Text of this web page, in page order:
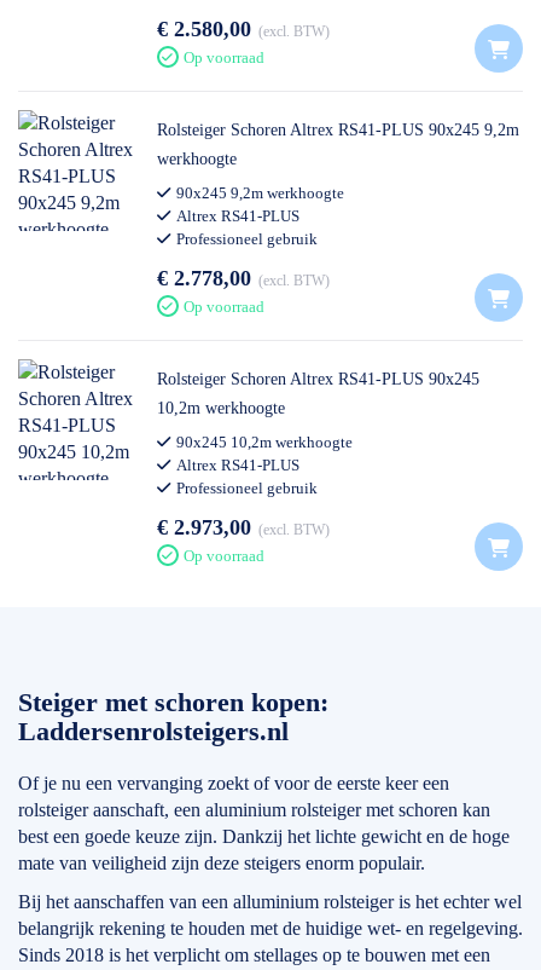
€ 2.580,00 excl. BTW
Op voorraad
Rolsteiger Schoren Altrex RS41-PLUS 90x245 9,2m
werkhoogte
90x245 9,2m werkhoogte
Altrex RS41-PLUS
Professioneel gebruik
€ 2.778,00 excl. BTW
Op voorraad
Rolsteiger Schoren Altrex RS41-PLUS 90x245
10,2m werkhoogte
90x245 10,2m werkhoogte
Altrex RS41-PLUS
Professioneel gebruik
€ 2.973,00 excl. BTW
Op voorraad
Steiger met schoren kopen:
Laddersenrolsteigers.nl
Of je nu een vervanging zoekt of voor de eerste keer een
rolsteiger aanschaft, een aluminium rolsteiger met schoren kan
best een goede keuze zijn. Dankzij het lichte gewicht en de hoge
mate van veiligheid zijn deze steigers enorm populair.
Bij het aanschaffen van een alluminium rolsteiger is het echter wel
belangrijk rekening te houden met de huidige wet- en regelgeving.
Sinds 2018 is het verplicht om stellages op te bouwen met een